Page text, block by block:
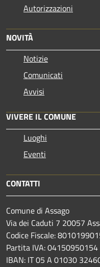
Autorizzazioni
NOVITÀ
Notizie
Comunicati
Avvisi
VIVERE IL COMUNE
Luoghi
Eventi
CONTATTI
Comune di Assago
Via dei Caduti 7 20057
Codice Fiscale:
Partita IVA: 04150950154
IBAN: IT 05 A 01030